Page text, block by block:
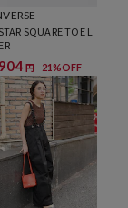
品の通常販売（先
です。
西部の小さな町で
SQUARE TOE L
円 21%OFF